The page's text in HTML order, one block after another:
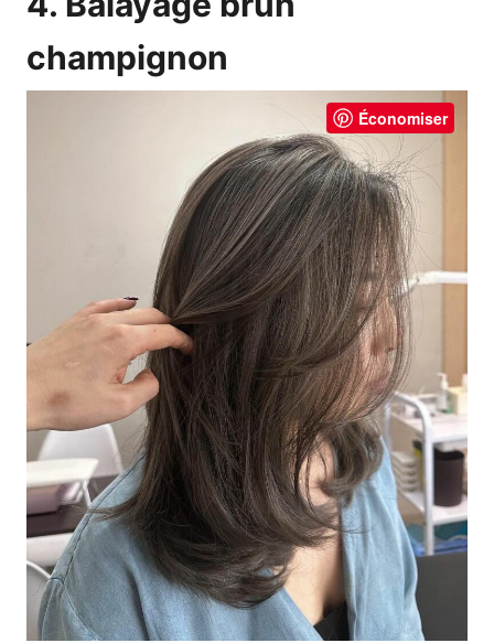
champignon
Économiser